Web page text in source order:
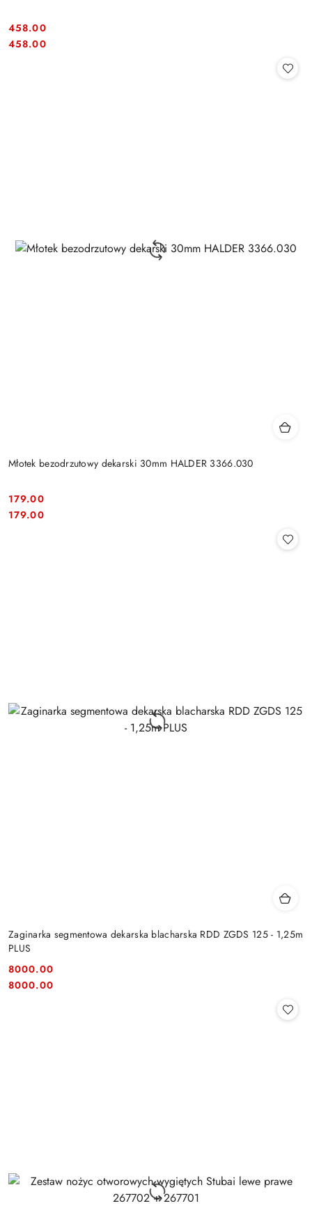
Cena:
458.00
Cena:
458.00
Młotek bezodrzutowy dekarski 30mm HALDER 3366.030
Cena:
179.00
Cena:
179.00
Zaginarka segmentowa dekarska blacharska RDD ZGDS 125 - 1,25m
PLUS
Cena:
8000.00
Cena:
8000.00